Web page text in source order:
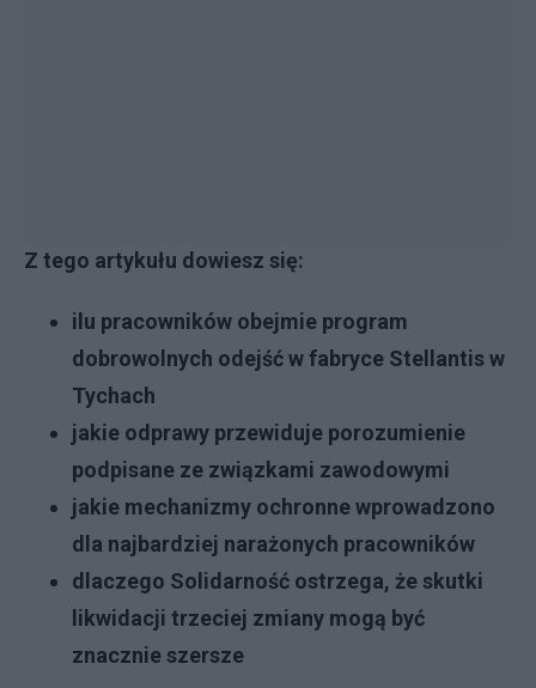
Z tego artykułu dowiesz się:
ilu pracowników obejmie program
dobrowolnych odejść w fabryce Stellantis w
Tychach
jakie odprawy przewiduje porozumienie
podpisane ze związkami zawodowymi
jakie mechanizmy ochronne wprowadzono
dla najbardziej narażonych pracowników
dlaczego Solidarność ostrzega, że skutki
likwidacji trzeciej zmiany mogą być
znacznie szersze